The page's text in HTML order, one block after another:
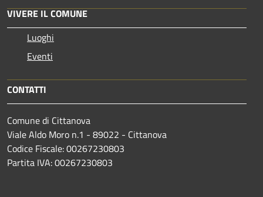
VIVERE IL COMUNE
Luoghi
Eventi
CONTATTI
Comune di Cittanova
Viale Aldo Moro n.1 - 89022 - Cittanova
Codice Fiscale: 00267230803
Partita IVA: 00267230803